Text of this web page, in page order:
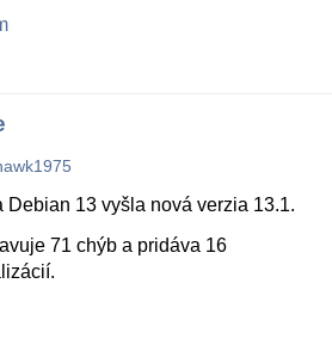
Debian 13 vyšla nová verzia 13.1.
71 chýb a pridáva 16